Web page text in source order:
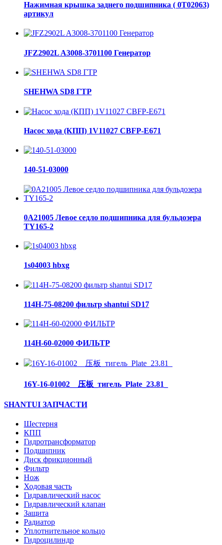
Нажимная крышка заднего подшипника ( 0Т02063)
артикул
JFZ2902L A3008-3701100 Генератор
SHEHWA SD8 ГТР
Насос хода (КПП) 1V11027 CBFP-E671
140-51-03000
0A21005 Левое седло подшипника для бульдозера
TY165-2
1s04003 hbxg
114H-75-08200 фильтр shantui SD17
114H-60-02000 ФИЛЬТР
16Y-16-01002__压板_тигель_Plate_23.81_
SHANTUI ЗАПЧАСТИ
Шестерня
КПП
Гидротрансформатор
Подшипник
Диск фрикционный
Фильтр
Нож
Ходовая часть
Гидравлический насос
Гидравлический клапан
Защита
Радиатор
Уплотнительное кольцо
Гидроцилиндр